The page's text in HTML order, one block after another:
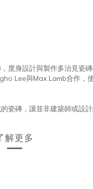
身設計與製作多治見瓷
Lee與Max Lamb合作
磚，讓並非建築師或設
解更多